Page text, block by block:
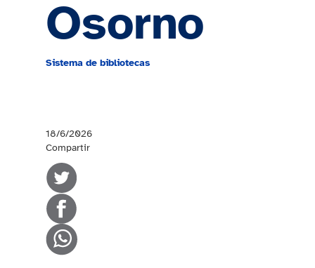
Osorno
Sistema de bibliotecas
18/6/2026
Compartir